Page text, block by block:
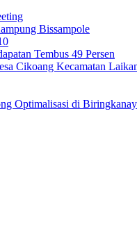
Bissampole
Tembus 49 Persen
Cikoang Kecamatan
Optimalisasi di